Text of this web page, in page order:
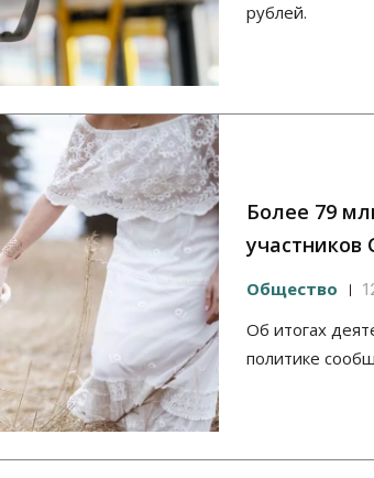
рублей.
Более 79
участников
Общество
Об итогах
политике